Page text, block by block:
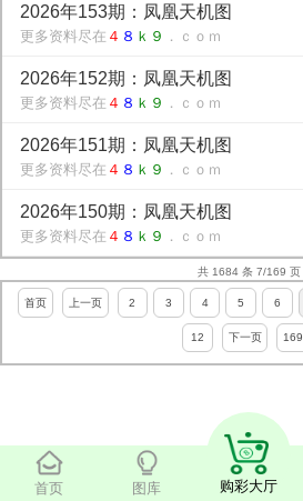
首页 图库 购彩大厅
2026年153期：凤凰天机图
更多资料尽在 ４ ８ ｋ９ ．ｃｏｍ
2026年152期：凤凰天机图
更多资料尽在 ４ ８ ｋ９ ．ｃｏｍ
2026年151期：凤凰天机图
更多资料尽在 ４ ８ ｋ９ ．ｃｏｍ
2026年150期：凤凰天机图
更多资料尽在 ４ ８ ｋ９ ．ｃｏｍ
共 1684 条 7/169 页
首页 上一页 2 3 4 5 6
12 下一页 169